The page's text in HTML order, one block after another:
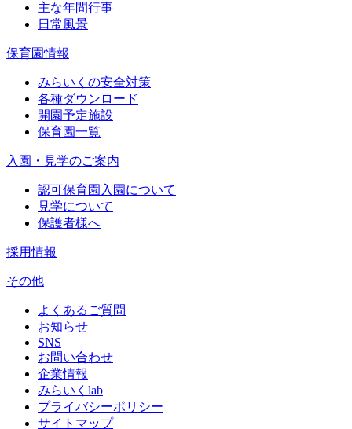
主な年間行事
日常風景
保育園情報
みらいくの安全対策
各種ダウンロード
開園予定施設
保育園一覧
入園・見学のご案内
認可保育園入園について
見学について
保護者様へ
採用情報
その他
よくあるご質問
お知らせ
SNS
お問い合わせ
企業情報
みらいくlab
プライバシーポリシー
サイトマップ